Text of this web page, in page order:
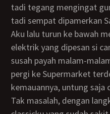
tadi tegang mengingat
tadi sempat dipamerkan
Aku lalu turun ke bawah mencari-cari obat nyamuk
elektrik yang dipesan si
susah payah malam-
pergi ke Supermarket
kemauannya, untung saja
Tak masalah, dengan langkah malas kupacu cb